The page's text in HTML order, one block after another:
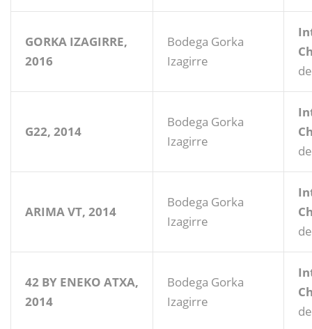
GORKA IZAGIRRE,
2016
Bodega Gorka
Izagirre
G22, 2014
Bodega Gorka
Izagirre
ARIMA VT, 2014
Bodega Gorka
Izagirre
42 BY ENEKO ATXA,
2014
Bodega Gorka
Izagirre